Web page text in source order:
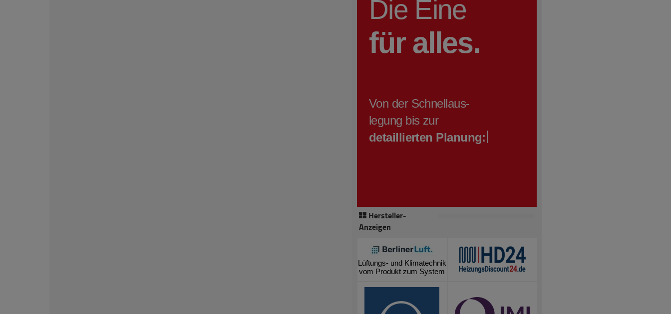
Hersteller-
Anzeigen
Lüftungs- und Klimatechnik
vom Produkt zum System